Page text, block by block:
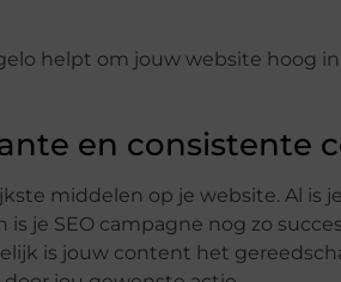
helpt om jouw website hoog
en consistente
middelen op je website. Al is
je SEO campagne nog zo
is jouw content het